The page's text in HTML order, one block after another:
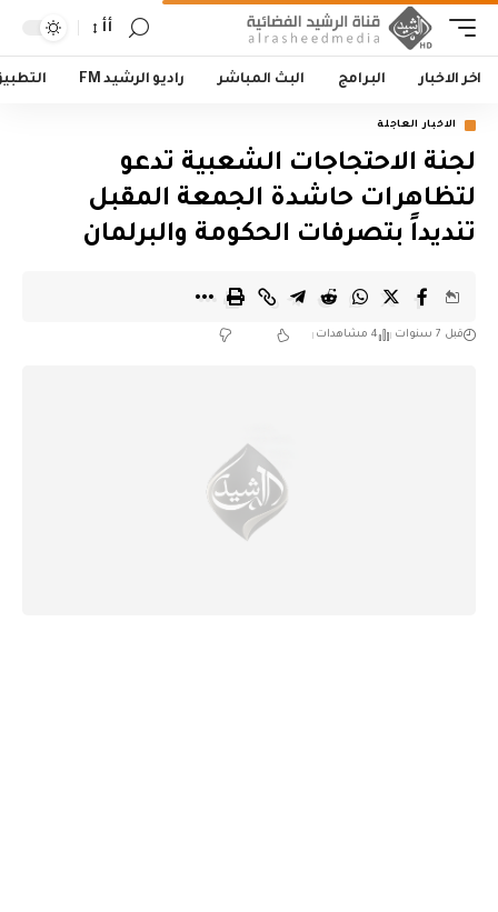
أأ
اخر الاخبار البرامج البث المباشر راديو الرشيد FM
الاخبار العاجلة
لجنة الاحتجاجات الشعبية تدعو
لتظاهرات حاشدة الجمعة المقبل
تنديداً بتصرفات الحكومة والبرلمان
قبل 7 سنوات 4 مشاهدات